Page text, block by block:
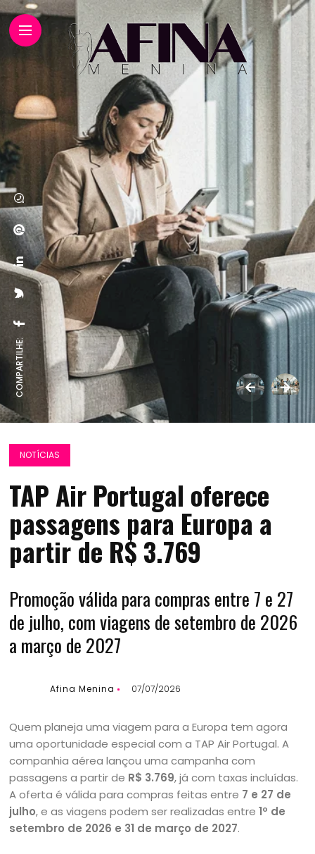
COMPARTILHE:
NOTÍCIAS
TAP Air Portugal oferece
passagens para Europa a
partir de R$ 3.769
Promoção válida para compras entre 7 e 27
de julho, com viagens de setembro de 2026
a março de 2027
Afina Menina 07/07/2026
Quem planeja uma viagem para a Europa tem agora
uma oportunidade especial com a TAP Air Portugal. A
companhia aérea lançou uma campanha com
passagens a partir de R$ 3.769, já com taxas incluídas.
A oferta é válida para compras feitas entre 7 e 27 de
julho, e as viagens podem ser realizadas entre1º de
setembro de 2026 e 31 de março de 2027.